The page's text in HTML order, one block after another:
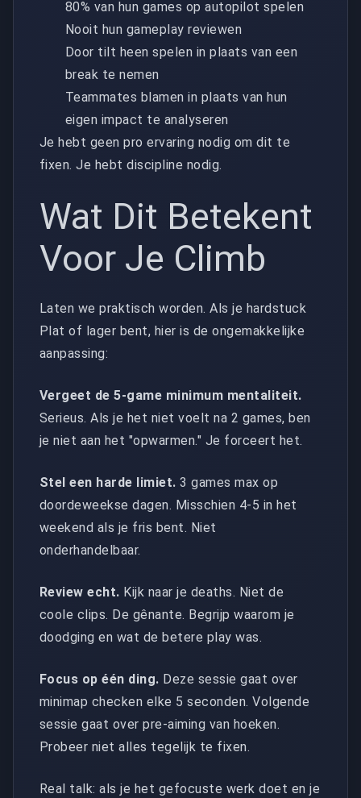
80% van hun games op autopilot spelen
Nooit hun gameplay reviewen
Door tilt heen spelen in plaats van een
break te nemen
Teammates blamen in plaats van hun
eigen impact te analyseren
Je hebt geen pro ervaring nodig om dit te
fixen. Je hebt discipline nodig.
Wat Dit Betekent
Voor Je Climb
Laten we praktisch worden. Als je hardstuck
Plat of lager bent, hier is de ongemakkelijke
aanpassing:
Vergeet de 5-game minimum mentaliteit.
Serieus. Als je het niet voelt na 2 games, ben
je niet aan het "opwarmen." Je forceert het.
Stel een harde limiet. 3 games max op
doordeweekse dagen. Misschien 4-5 in het
weekend als je fris bent. Niet
onderhandelbaar.
Review echt. Kijk naar je deaths. Niet de
coole clips. De gênante. Begrijp waarom je
doodging en wat de betere play was.
Focus op één ding. Deze sessie gaat over
minimap checken elke 5 seconden. Volgende
sessie gaat over pre-aiming van hoeken.
Probeer niet alles tegelijk te fixen.
Real talk: als je het gefocuste werk doet en je